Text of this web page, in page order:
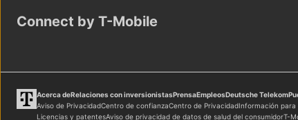
Connect by T-Mobile
Acerca deRelaciones con inversionistasPrensaEmpleosDeutsche Telekom
Aviso de PrivacidadCentro de confianzaCentro de PrivacidadInformación para
Licencias y patentesAviso de privacidad de datos de salud del consumidorT-